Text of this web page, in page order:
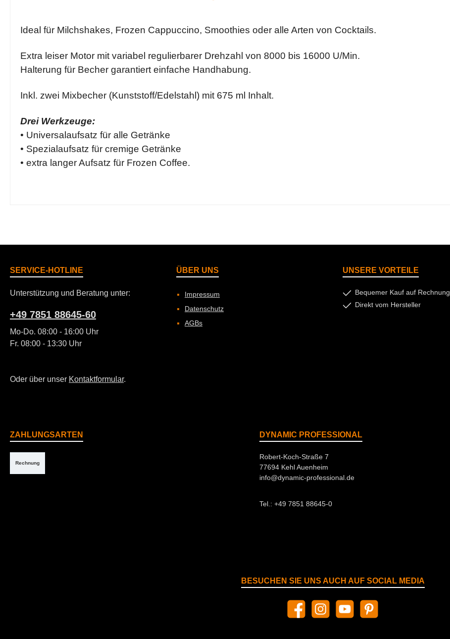
Ideal für Milchshakes, Frozen Cappuccino, Smoothies oder alle Arten von Cocktails.
Extra leiser Motor mit variabel regulierbarer Drehzahl von 8000 bis 16000 U/Min.
Halterung für Becher garantiert einfache Handhabung.
Inkl. zwei Mixbecher (Kunststoff/Edelstahl) mit 675 ml Inhalt.
Drei Werkzeuge:
• Universalaufsatz für alle Getränke
• Spezialaufsatz für cremige Getränke
• extra langer Aufsatz für Frozen Coffee.
SERVICE-HOTLINE
Unterstützung und Beratung unter:
+49 7851 88645-60
Mo-Do. 08:00 - 16:00 Uhr
Fr. 08:00 - 13:30 Uhr
Oder über unser Kontaktformular.
ÜBER UNS
Impressum
Datenschutz
AGBs
UNSERE VORTEILE
Bequemer Kauf auf Rechnung
Direkt vom Hersteller
ZAHLUNGSARTEN
Rechnung
DYNAMIC PROFESSIONAL
Robert-Koch-Straße 7
77694 Kehl Auenheim
info@dynamic-professional.de
Tel.: +49 7851 88645-0
BESUCHEN SIE UNS AUCH AUF SOCIAL MEDIA
FacebookInstagramYouTube Pinterest